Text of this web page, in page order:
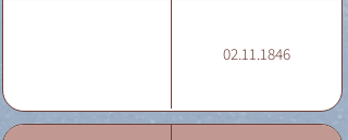
02.11.1846